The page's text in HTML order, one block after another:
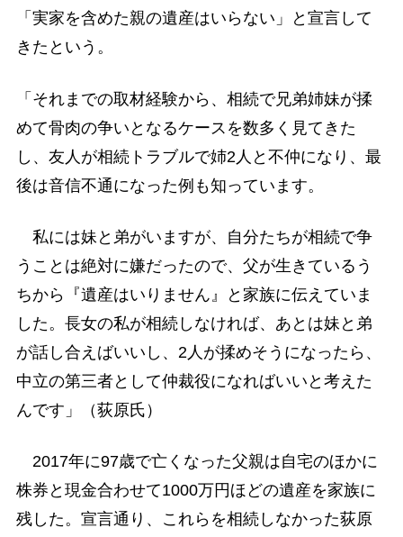
「実家を含めた親の遺産はいらない」と宣言して
きたという。
「それまでの取材経験から、相続で兄弟姉妹が揉
めて骨肉の争いとなるケースを数多く見てきた
し、友人が相続トラブルで姉2人と不仲になり、最
後は音信不通になった例も知っています。
私には妹と弟がいますが、自分たちが相続で争
うことは絶対に嫌だったので、父が生きているう
ちから『遺産はいりません』と家族に伝えていま
した。長女の私が相続しなければ、あとは妹と弟
が話し合えばいいし、2人が揉めそうになったら、
中立の第三者として仲裁役になればいいと考えた
んです」（荻原氏）
2017年に97歳で亡くなった父親は自宅のほかに
株券と現金合わせて1000万円ほどの遺産を家族に
残した。宣言通り、これらを相続しなかった荻原